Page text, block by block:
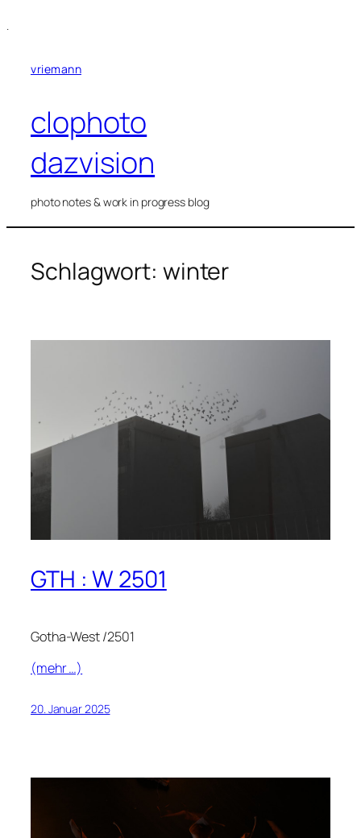
Inhalt
.
vriemann
clophoto
dazvision
photo notes & work in progress blog
Schlagwort: winter
GTH : W 2501
Gotha-West /2501
(mehr …)
20. Januar 2025